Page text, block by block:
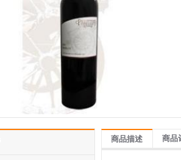
商品描述 商品